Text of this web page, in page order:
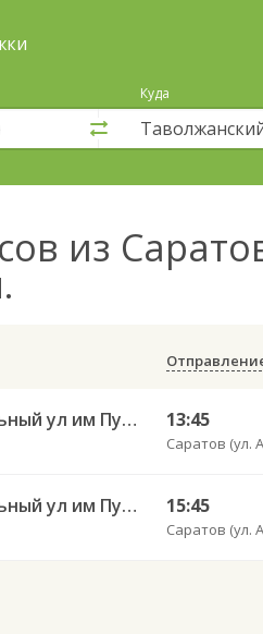
Куда
из
Саратов АВ Центральный ул им Пугачева 179 А — Романовка рп (ул Советская 116) 13:45
Саратов АВ Центральный ул им Пугачева 179 А — Романовка рп (ул Советская 116) 15:45